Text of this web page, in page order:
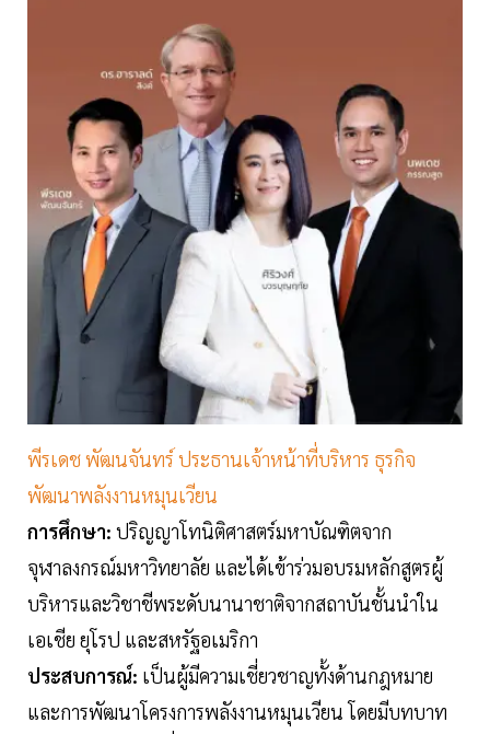
พีรเดช พัฒนจันทร์ ประธานเจ้าหน้าที่บริหาร ธุรกิจ
พัฒนาพลังงานหมุนเวียน
การศึกษา: ปริญญาโทนิติศาสตร์มหาบัณฑิตจาก
จุฬาลงกรณ์มหาวิทยาลัย และได้เข้าร่วมอบรมหลักสูตรผู้
บริหารและวิชาชีพระดับนานาชาติจากสถาบันชั้นนำใน
เอเชีย ยุโรป และสหรัฐอเมริกา
ประสบการณ์: เป็นผู้มีความเชี่ยวชาญทั้งด้านกฎหมาย
และการพัฒนาโครงการพลังงานหมุนเวียน โดยมีบทบาท